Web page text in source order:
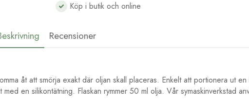
Köp i butik och online
Recensioner
åt att smörja exakt där oljan skall placeras. Enkelt att portionera ut
en silikontätning. Flaskan rymmer 50 ml olja. Vår symaskinverkstad